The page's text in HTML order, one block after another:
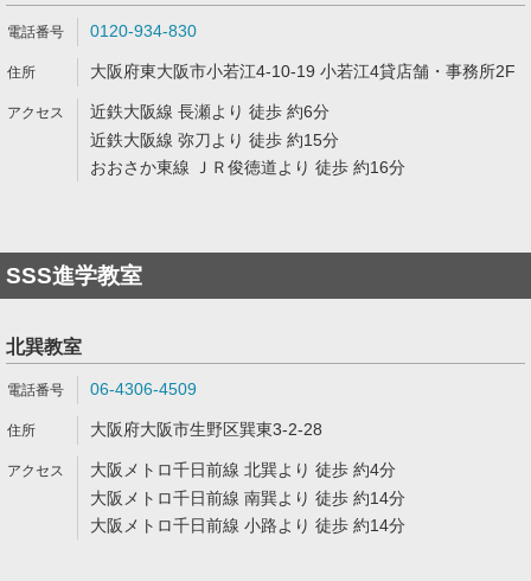
0120-934-830
大阪府東大阪市小若江4-10-19 小若江4貸店舗・事務所2F
近鉄大阪線 長瀬より 徒歩 約6分
近鉄大阪線 弥刀より 徒歩 約15分
おおさか東線 ＪＲ俊徳道より 徒歩 約16分
SSS進学教室
北巽教室
06-4306-4509
大阪府大阪市生野区巽東3-2-28
大阪メトロ千日前線 北巽より 徒歩 約4分
大阪メトロ千日前線 南巽より 徒歩 約14分
大阪メトロ千日前線 小路より 徒歩 約14分